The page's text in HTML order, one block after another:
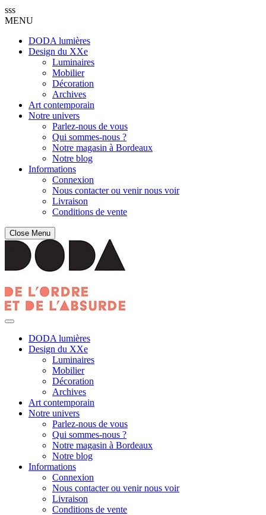
sss
MENU
DODA lumières
Design du XXe
Luminaires
Mobilier
Décoration
Archives
Art contemporain
Notre univers
Parlez-nous de vous
Qui sommes-nous ?
Notre magasin à Bordeaux
Notre blog
Informations
Connexion
Nous contacter ou venir nous voir
Livraison
Conditions de vente
Close Menu
DODA lumières
Design du XXe
Luminaires
Mobilier
Décoration
Archives
Art contemporain
Notre univers
Parlez-nous de vous
Qui sommes-nous ?
Notre magasin à Bordeaux
Notre blog
Informations
Connexion
Nous contacter ou venir nous voir
Livraison
Conditions de vente